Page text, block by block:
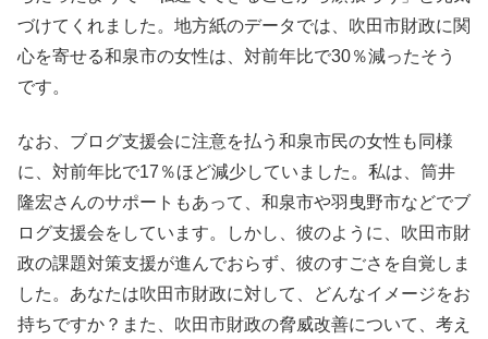
づけてくれました。地方紙のデータでは、吹田市財政に関
心を寄せる和泉市の女性は、対前年比で30％減ったそう
です。
なお、ブログ支援会に注意を払う和泉市民の女性も同様
に、対前年比で17％ほど減少していました。私は、筒井
隆宏さんのサポートもあって、和泉市や羽曳野市などでブ
ログ支援会をしています。しかし、彼のように、吹田市財
政の課題対策支援が進んでおらず、彼のすごさを自覚しま
した。あなたは吹田市財政に対して、どんなイメージをお
持ちですか？また、吹田市財政の脅威改善について、考え